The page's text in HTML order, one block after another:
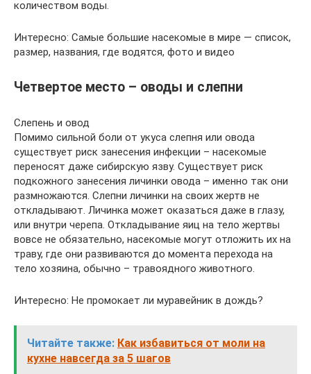
количеством воды.
Интересно: Самые большие насекомые в мире — список,
размер, названия, где водятся, фото и видео
Четвертое место – оводы и слепни
Слепень и овод
Помимо сильной боли от укуса слепня или овода
существует риск занесения инфекции – насекомые
переносят даже сибирскую язву. Существует риск
подкожного занесения личинки овода – именно так они
размножаются. Слепни личинки на своих жертв не
откладывают. Личинка может оказаться даже в глазу,
или внутри черепа. Откладывание яиц на тело жертвы
вовсе не обязательно, насекомые могут отложить их на
траву, где они развиваются до момента перехода на
тело хозяина, обычно – травоядного животного.
Интересно: Не промокает ли муравейник в дождь?
Читайте также: Как избавиться от моли на
кухне навсегда за 5 шагов